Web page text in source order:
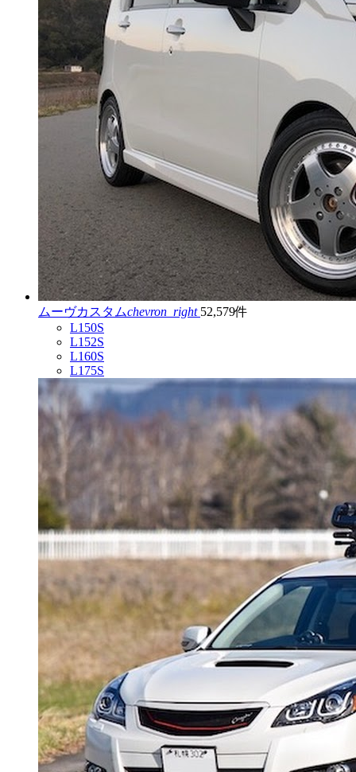
ムーヴカスタムchevron_right 52,579件
L150S
L152S
L160S
L175S